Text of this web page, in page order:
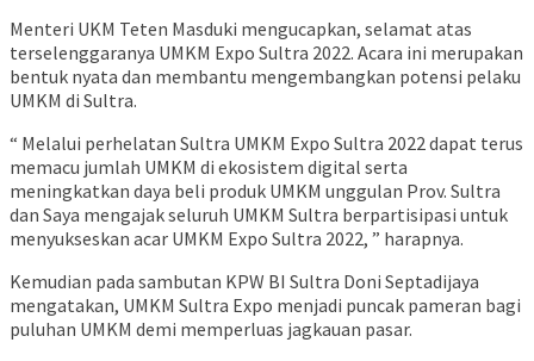
Menteri UKM Teten Masduki mengucapkan, selamat atas
terselenggaranya UMKM Expo Sultra 2022. Acara ini merupakan
bentuk nyata dan membantu mengembangkan potensi pelaku
UMKM di Sultra.
“ Melalui perhelatan Sultra UMKM Expo Sultra 2022 dapat terus
memacu jumlah UMKM di ekosistem digital serta
meningkatkan daya beli produk UMKM unggulan Prov. Sultra
dan Saya mengajak seluruh UMKM Sultra berpartisipasi untuk
menyukseskan acar UMKM Expo Sultra 2022, ” harapnya.
Kemudian pada sambutan KPW BI Sultra Doni Septadijaya
mengatakan, UMKM Sultra Expo menjadi puncak pameran bagi
puluhan UMKM demi memperluas jagkauan pasar.